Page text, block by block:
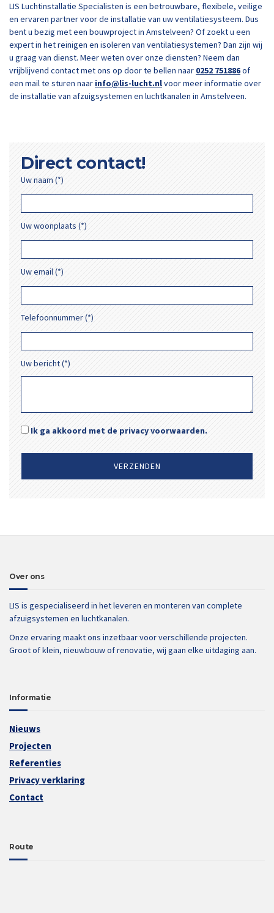
LIS Luchtinstallatie Specialisten is een betrouwbare, flexibele, veilige
en ervaren partner voor de installatie van uw ventilatiesysteem. Dus
bent u bezig met een bouwproject in Amstelveen? Of zoekt u een
expert in het reinigen en isoleren van ventilatiesystemen? Dan zijn wij
u graag van dienst. Meer weten over onze diensten? Neem dan
vrijblijvend contact met ons op door te bellen naar 0252 751886of
een mail te sturen naar info@lis-lucht.nlvoor meer informatie over
de installatie van afzuigsystemen en luchtkanalen in Amstelveen.
Direct contact!
Uw naam (*)
Uw woonplaats (*)
Uw email (*)
Telefoonnummer (*)
Uw bericht (*)
Ik ga akkoord met de privacy voorwaarden.
Over ons
LIS is gespecialiseerd in het leveren en monteren van complete
afzuigsystemen en luchtkanalen.
Onze ervaring maakt ons inzetbaar voor verschillende projecten.
Groot of klein, nieuwbouw of renovatie, wij gaan elke uitdaging aan.
Informatie
Nieuws
Projecten
Referenties
Privacy verklaring
Contact
Route